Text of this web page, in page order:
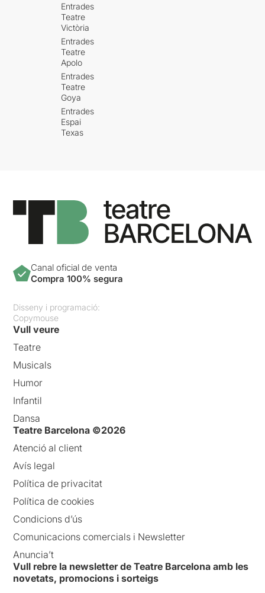
Entrades
Teatre
Victòria
Entrades
Teatre
Apolo
Entrades
Teatre
Goya
Entrades
Espai
Texas
Canal oficial de venta
Compra 100% segura
Disseny i programació:
Copymouse
Vull veure
Teatre
Musicals
Humor
Infantil
Dansa
Teatre Barcelona ©2026
Atenció al client
Avís legal
Política de privacitat
Política de cookies
Condicions d’ús
Comunicacions comercials i Newsletter
Anuncia’t
Vull rebre la newsletter de Teatre Barcelona amb les
novetats, promocions i sorteigs